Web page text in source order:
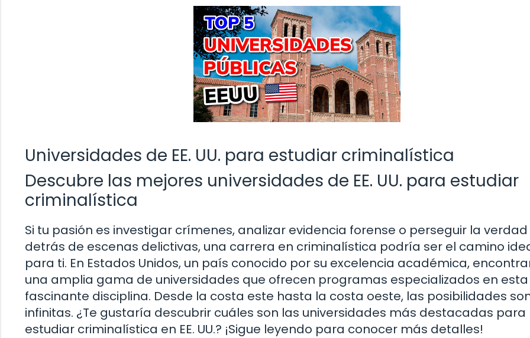
Universidades de EE. UU. para estudiar criminalística
Descubre las mejores universidades de EE. UU. para estudiar
criminalística
Si tu pasión es investigar crímenes, analizar evidencia forense o perseguir la verdad
detrás de escenas delictivas, una carrera en criminalística podría ser el camino
para ti. En Estados Unidos, un país conocido por su excelencia académica,
una amplia gama de universidades que ofrecen programas especializados en esta
fascinante disciplina. Desde la costa este hasta la costa oeste, las posibilidades
infinitas. ¿Te gustaría descubrir cuáles son las universidades más destacadas para
estudiar criminalística en EE. UU.? ¡Sigue leyendo para conocer más detalles!